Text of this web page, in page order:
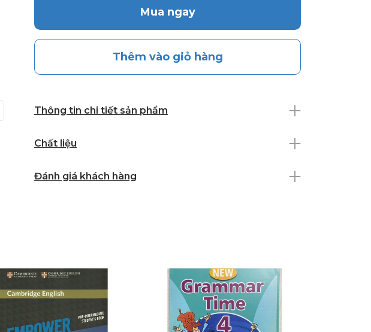
Mua ngay
Thêm vào giỏ hàng
Thông tin chi tiết sản phẩm
Chất liệu
Đánh giá khách hàng